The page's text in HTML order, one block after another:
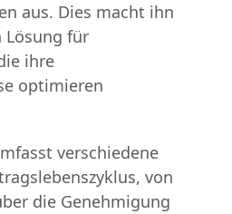
aus. Dies macht ihn
Lösung für
ihre
optimieren
verschiedene
von
die Genehmigung